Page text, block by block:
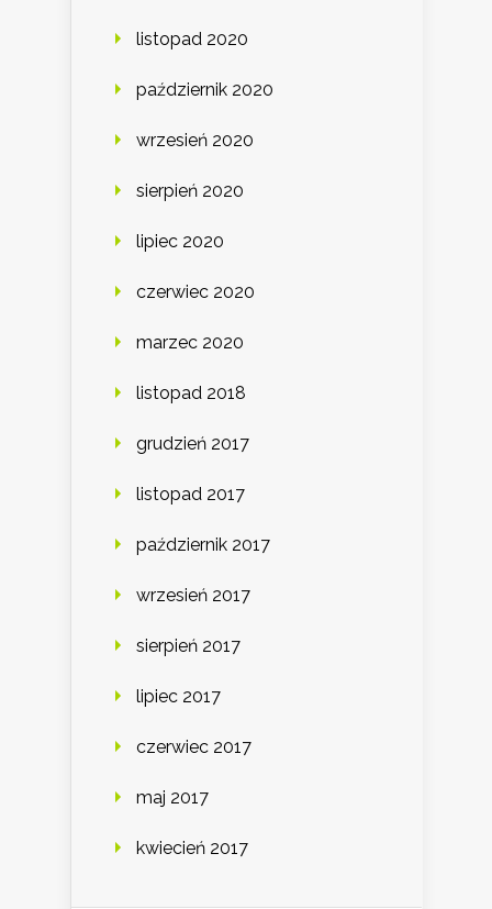
listopad 2020
październik 2020
wrzesień 2020
sierpień 2020
lipiec 2020
czerwiec 2020
marzec 2020
listopad 2018
grudzień 2017
listopad 2017
październik 2017
wrzesień 2017
sierpień 2017
lipiec 2017
czerwiec 2017
maj 2017
kwiecień 2017